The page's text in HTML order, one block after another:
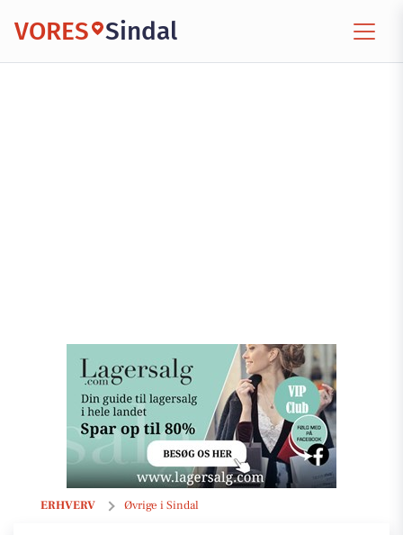
VORES Sindal
ERHVERV Øvrige i Sindal
A35 Sindal Camping Danmark & Kanoudlejning